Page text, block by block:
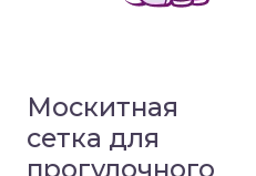
Москитная
сетка для
прогулочного